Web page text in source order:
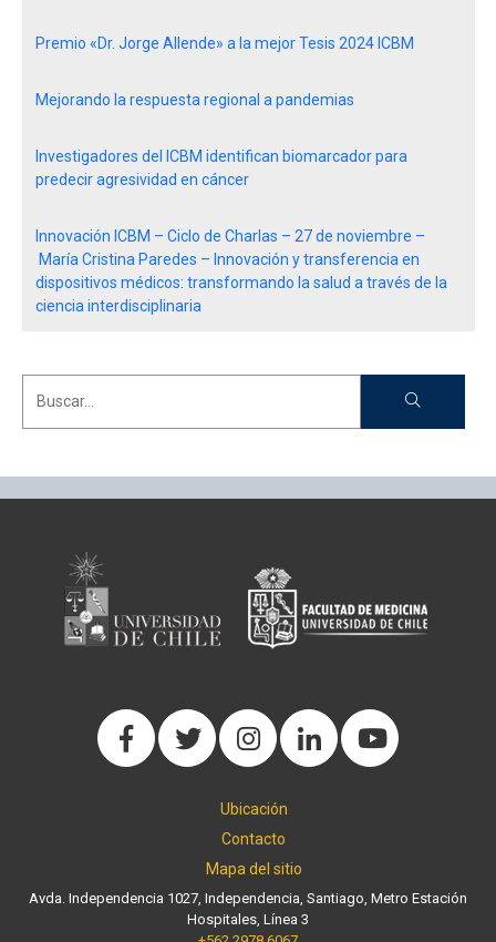
Premio «Dr. Jorge Allende» a la mejor Tesis 2024 ICBM
Mejorando la respuesta regional a pandemias
Investigadores del ICBM identifican biomarcador para
predecir agresividad en cáncer
Innovación ICBM – Ciclo de Charlas – 27 de noviembre –
María Cristina Paredes – Innovación y transferencia en
dispositivos médicos: transformando la salud a través de la
ciencia interdisciplinaria
Ubicación
Contacto
Mapa del sitio
Avda. Independencia 1027, Independencia, Santiago, Metro Estación
Hospitales, Línea 3